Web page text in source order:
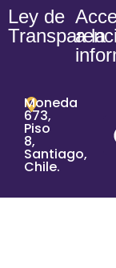
Ley de
a la
Moneda
673,
Piso
8,
Santiago,
Chile.